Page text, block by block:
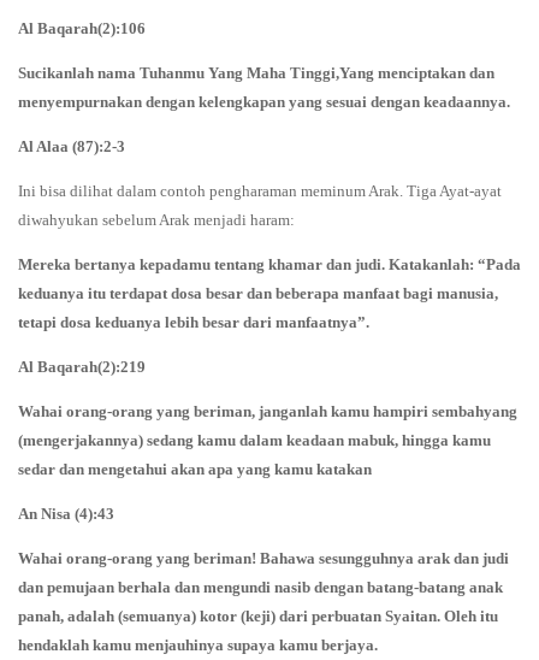
Al Baqarah(2):106
Sucikanlah nama Tuhanmu Yang Maha Tinggi,Yang menciptakan dan
menyempurnakan dengan kelengkapan yang sesuai dengan keadaannya.
Al Alaa (87):2-3
Ini bisa dilihat dalam contoh pengharaman meminum Arak. Tiga Ayat-ayat
diwahyukan sebelum Arak menjadi haram:
Mereka bertanya kepadamu tentang khamar dan judi. Katakanlah: “Pada
keduanya itu terdapat dosa besar dan beberapa manfaat bagi manusia,
tetapi dosa keduanya lebih besar dari manfaatnya”.
Al Baqarah(2):219
Wahai orang-orang yang beriman, janganlah kamu hampiri sembahyang
(mengerjakannya) sedang kamu dalam keadaan mabuk, hingga kamu
sedar dan mengetahui akan apa yang kamu katakan
An Nisa (4):43
Wahai orang-orang yang beriman! Bahawa sesungguhnya arak dan judi
dan pemujaan berhala dan mengundi nasib dengan batang-batang anak
panah, adalah (semuanya) kotor (keji) dari perbuatan Syaitan. Oleh itu
hendaklah kamu menjauhinya supaya kamu berjaya.